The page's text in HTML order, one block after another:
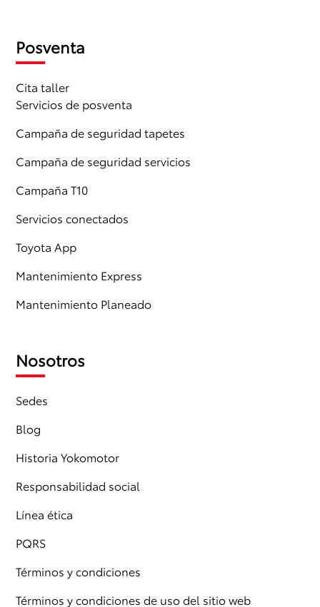
Posventa
Cita taller
Servicios de posventa
Campaña de seguridad tapetes
Campaña de seguridad servicios
Campaña T10
Servicios conectados
Toyota App
Mantenimiento Express
Mantenimiento Planeado
Nosotros
Sedes
Blog
Historia Yokomotor
Responsabilidad social
Línea ética
PQRS
Términos y condiciones
Términos y condiciones de uso del sitio web